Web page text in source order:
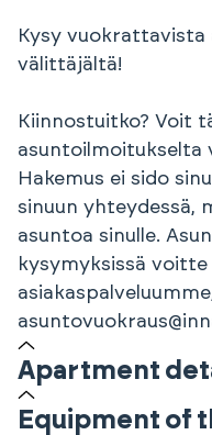
Kysy vuokrattavista
välittäjältä!
Kiinnostuitko? Voit
asuntoilmoitukselta
Hakemus ei sido
sinuun yhteydessä,
asuntoa sinulle.
kysymyksissä
Apartment
Equipment of